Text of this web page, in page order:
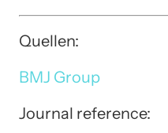
Quellen:
BMJ Group
Journal reference: